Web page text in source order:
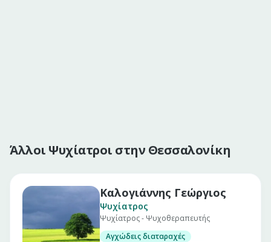
Άλλοι Ψυχίατροι στην Θεσσαλονίκη
Καλογιάννης Γεώργιος
Ψυχίατρος
Ψυχίατρος - Ψυχοθεραπευτής
Αγχώδεις διαταραχές